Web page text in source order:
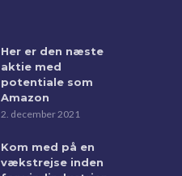
Her er den næste
aktie med
potentiale som
Amazon
2. december 2021
Kom med på en
vækstrejse inden